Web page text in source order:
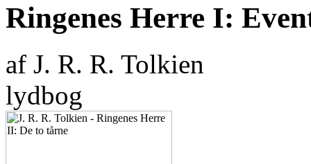
Ringenes Herre I:
af J. R. R. Tolkien
lydbog